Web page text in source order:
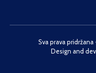
Sva prava
Design and